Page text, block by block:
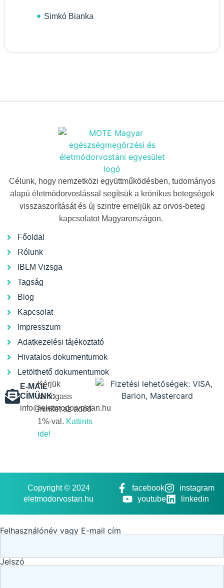
Simkó Bianka
Célunk, hogy nemzetközi együttműködésben, tudományos
alapú életmódorvoslással segítsük a krónikus betegségek
visszaszorítását és új szintre emeljük az orvos-beteg
kapcsolatot Magyarországon.
Főoldal
Rólunk
IBLM Vizsga
Tagság
Blog
Kapcsolat
Impresszum
Adatkezelési tájékoztató
Hivatalos dokumentumok
Letölthető dokumentumok
E-MAIL
CÍMÜNK:
info@eletmodorvostan.hu
Kérjük
támogass
minket az adód
1%-val. Kattints
ide!
Copyright © 2024
eletmodorvostan.hu
facebook
instagram
youtube
linkedin
Felhasználónév vagy E-mail cím
Jelszó